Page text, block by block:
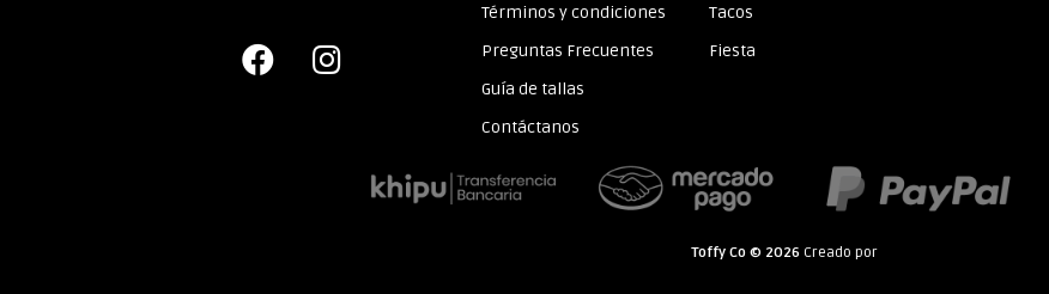
Términos y condiciones
Preguntas Frecuentes
Guía de tallas
Contáctanos
Tacos
Fiesta
Toffy Co © 2026 Creado por